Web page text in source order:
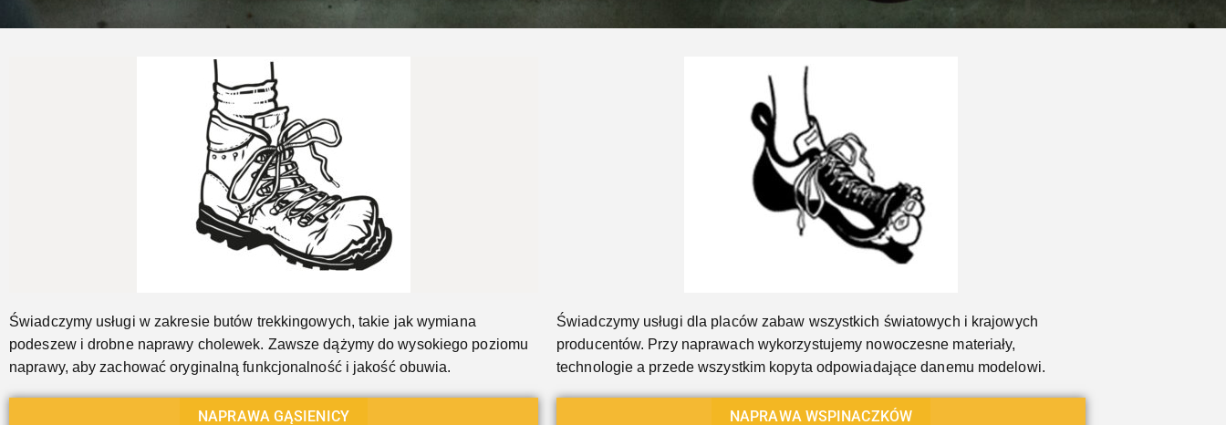
Naprawimy Twoje buty trekkingowe
Jeszcze...
Świadczymy usługi w zakresie butów trekkingowych, takie jak wymiana
podeszew i drobne naprawy cholewek. Zawsze dążymy do wysokiego poziomu
naprawy, aby zachować oryginalną funkcjonalność i jakość obuwia.
NAPRAWA GĄSIENICY
Świadczymy usługi dla placów zabaw wszystkich światowych i krajowych
producentów. Przy naprawach wykorzystujemy nowoczesne materiały,
technologie a przede wszystkim kopyta odpowiadające danemu modelowi.
NAPRAWA WSPINACZKÓW